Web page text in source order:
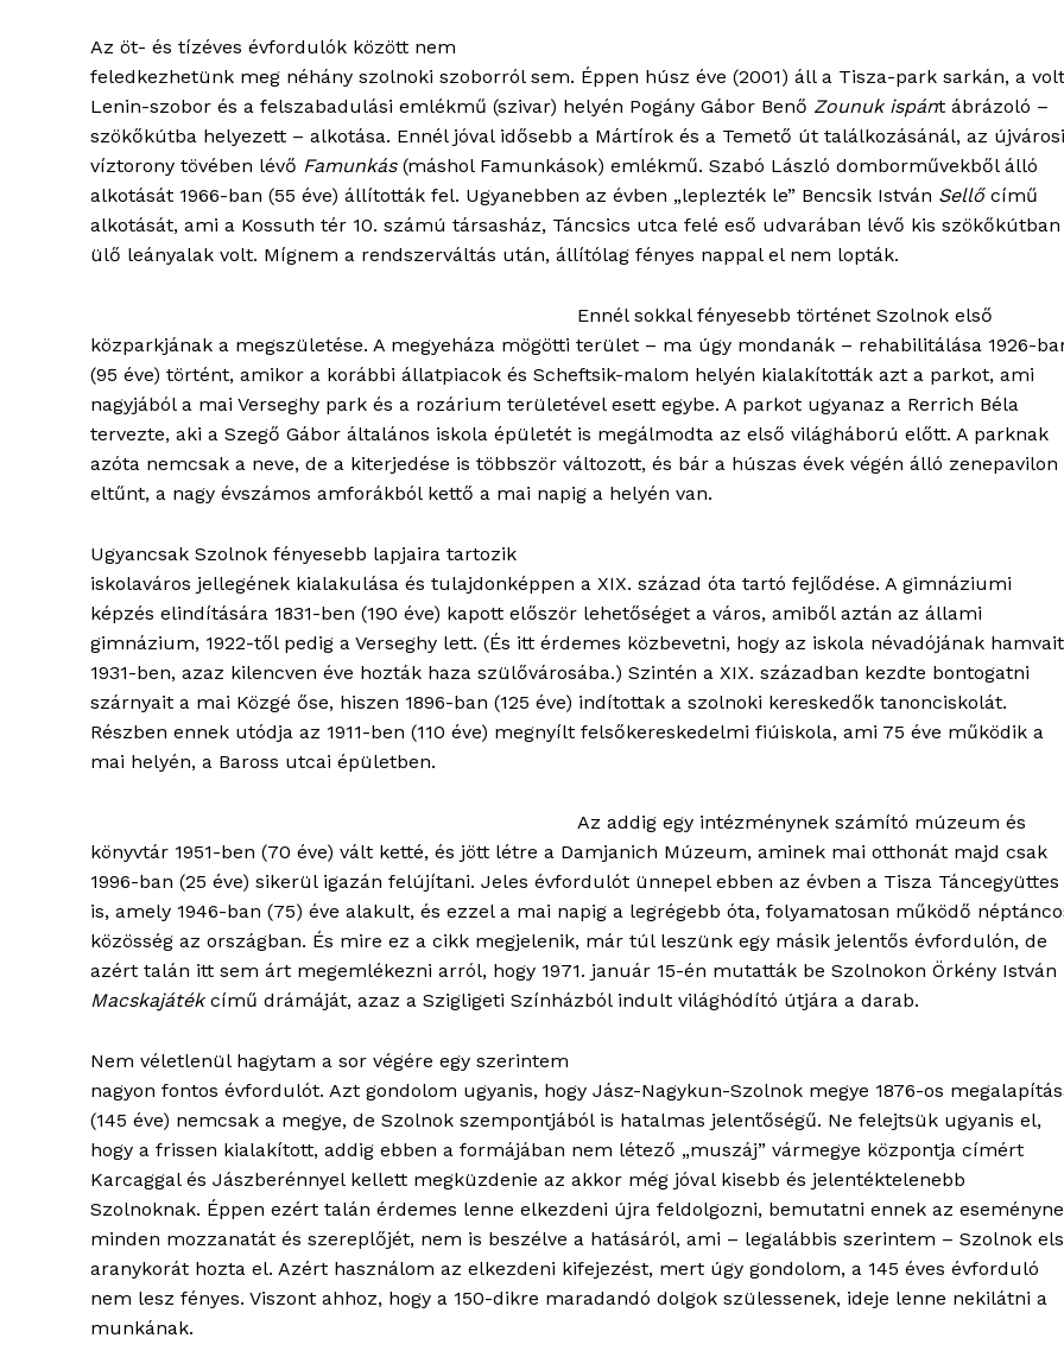
Az öt- és tízéves évfordulók között nem
feledkezhetünk meg néhány szolnoki szoborról sem. Éppen húsz éve (2001) áll a Tisza-park sarkán, a volt
Lenin-szobor és a felszabadulási emlékmű (szivar) helyén Pogány Gábor Benő Zounuk ispánt ábrázoló –
szökőkútba helyezett – alkotása. Ennél jóval idősebb a Mártírok és a Temető út találkozásánál, az újvárosi
víztorony tövében lévő Famunkás(máshol Famunkások) emlékmű. Szabó László domborművekből álló
alkotását 1966-ban (55 éve) állították fel. Ugyanebben az évben „leplezték le” Bencsik István Sellőcímű
alkotását, ami a Kossuth tér 10. számú társasház, Táncsics utca felé eső udvarában lévő kis szökőkútban
ülő leányalak volt. Mígnem a rendszerváltás után, állítólag fényes nappal el nem lopták.
Ennél sokkal fényesebb történet Szolnok első
közparkjának a megszületése. A megyeháza mögötti terület – ma úgy mondanák – rehabilitálása 1926-
(95 éve) történt, amikor a korábbi állatpiacok és Scheftsik-malom helyén kialakították azt a parkot, ami
nagyjából a mai Verseghy park és a rozárium területével esett egybe. A parkot ugyanaz a Rerrich Béla
tervezte, aki a Szegő Gábor általános iskola épületét is megálmodta az első világháború előtt. A parknak
azóta nemcsak a neve, de a kiterjedése is többször változott, és bár a húszas évek végén álló zenepavilon
eltűnt, a nagy évszámos amforákból kettő a mai napig a helyén van.
Ugyancsak Szolnok fényesebb lapjaira tartozik
iskolaváros jellegének kialakulása és tulajdonképpen a XIX. század óta tartó fejlődése. A gimnáziumi
képzés elindítására 1831-ben (190 éve) kapott először lehetőséget a város, amiből aztán az állami
gimnázium, 1922-től pedig a Verseghy lett. (És itt érdemes közbevetni, hogy az iskola névadójának hamvait
1931-ben, azaz kilencven éve hozták haza szülővárosába.) Szintén a XIX. században kezdte bontogatni
szárnyait a mai Közgé őse, hiszen 1896-ban (125 éve) indítottak a szolnoki kereskedők tanonciskolát.
Részben ennek utódja az 1911-ben (110 éve) megnyílt felsőkereskedelmi fiúiskola, ami 75 éve működik a
mai helyén, a Baross utcai épületben.
Az addig egy intézménynek számító múzeum és
könyvtár 1951-ben (70 éve) vált ketté, és jött létre a Damjanich Múzeum, aminek mai otthonát majd csak
1996-ban (25 éve) sikerül igazán felújítani. Jeles évfordulót ünnepel ebben az évben a Tisza Táncegyüttes
is, amely 1946-ban (75) éve alakult, és ezzel a mai napig a legrégebb óta, folyamatosan működő
közösség az országban. És mire ez a cikk megjelenik, már túl leszünk egy másik jelentős évfordulón, de
azért talán itt sem árt megemlékezni arról, hogy 1971. január 15-én mutatták be Szolnokon Örkény István
Macskajátékcímű drámáját, azaz a Szigligeti Színházból indult világhódító útjára a darab.
Nem véletlenül hagytam a sor végére egy szerintem
nagyon fontos évfordulót. Azt gondolom ugyanis, hogy Jász-Nagykun-Szolnok megye 1876-os
(145 éve) nemcsak a megye, de Szolnok szempontjából is hatalmas jelentőségű. Ne felejtsük ugyanis el,
hogy a frissen kialakított, addig ebben a formájában nem létező „muszáj” vármegye központja címért
Karcaggal és Jászberénnyel kellett megküzdenie az akkor még jóval kisebb és jelentéktelenebb
Szolnoknak. Éppen ezért talán érdemes lenne elkezdeni újra feldolgozni, bemutatni ennek az
minden mozzanatát és szereplőjét, nem is beszélve a hatásáról, ami – legalábbis szerintem – Szolnok
aranykorát hozta el. Azért használom az elkezdeni kifejezést, mert úgy gondolom, a 145 éves évforduló
nem lesz fényes. Viszont ahhoz, hogy a 150-dikre maradandó dolgok szülessenek, ideje lenne nekilátni a
munkának.